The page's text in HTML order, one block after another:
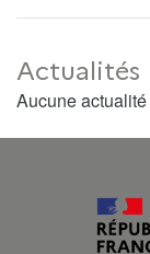
Actualités
Aucune